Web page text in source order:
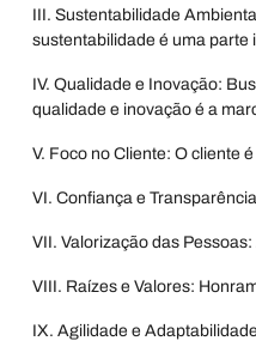
III. Sustentabilidade
sustentabilidade é uma parte
IV. Qualidade e Inovação:
qualidade e inovação é a
V. Foco no Cliente: O cliente
VI. Confiança e
VII. Valorização das
VIII. Raízes e Valores:
IX. Agilidade e